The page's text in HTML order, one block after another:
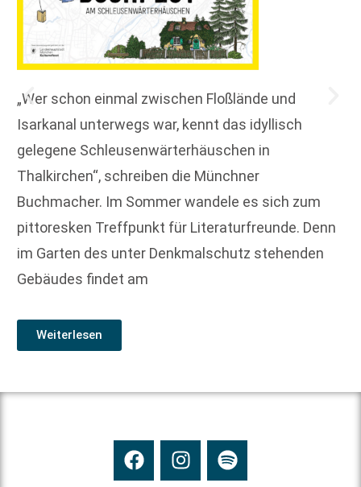
„Wer schon einmal zwischen Floßlände und
Isarkanal unterwegs war, kennt das idyllisch
gelegene Schleusenwärterhäuschen in
Thalkirchen“, schreiben die Münchner
Buchmacher. Im Sommer wandele es sich zum
pittoresken Treffpunkt für Literaturfreunde. Denn
im Garten des unter Denkmalschutz stehenden
Gebäudes findet am
Weiterlesen